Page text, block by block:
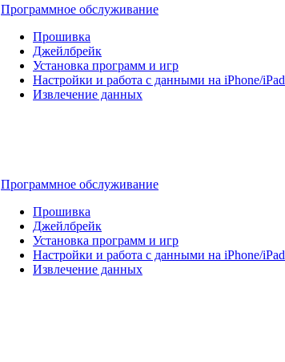
Программное обслуживание
Прошивка
Джейлбрейк
Установка программ и игр
Настройки и работа с данными на iPhone/iPad
Извлечение данных
Программное обслуживание
Прошивка
Джейлбрейк
Установка программ и игр
Настройки и работа с данными на iPhone/iPad
Извлечение данных